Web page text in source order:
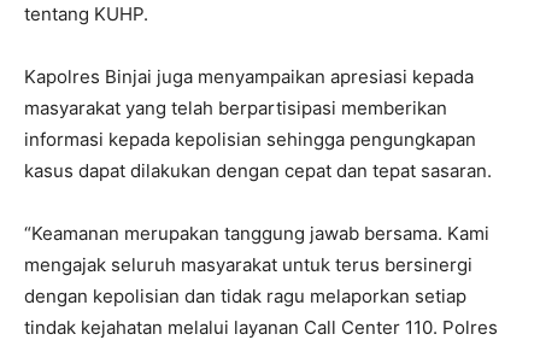
tentang KUHP.
Kapolres Binjai juga menyampaikan apresiasi kepada
masyarakat yang telah berpartisipasi memberikan
informasi kepada kepolisian sehingga pengungkapan
kasus dapat dilakukan dengan cepat dan tepat sasaran.
“Keamanan merupakan tanggung jawab bersama. Kami
mengajak seluruh masyarakat untuk terus bersinergi
dengan kepolisian dan tidak ragu melaporkan setiap
tindak kejahatan melalui layanan Call Center 110. Polres